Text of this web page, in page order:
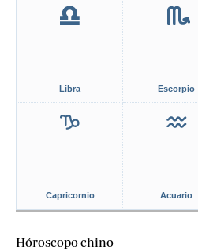
Libra Escorpio
Capricornio Acuario
Hóroscopo chino